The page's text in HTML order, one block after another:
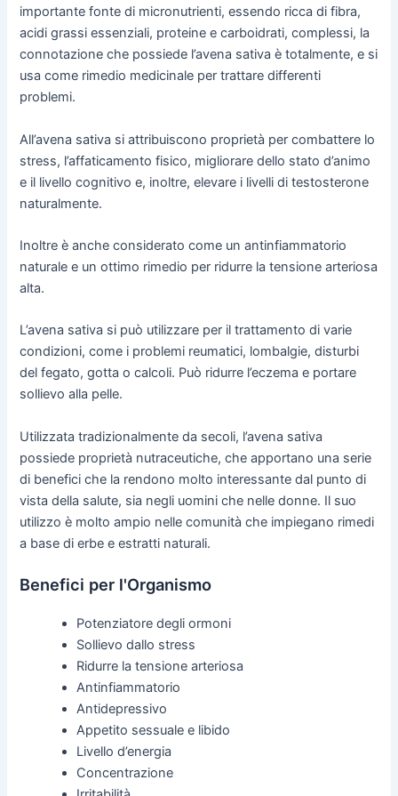
importante fonte di micronutrienti, essendo ricca di fibra,
acidi grassi essenziali, proteine e carboidrati, complessi, la
connotazione che possiede l’avena sativa è totalmente, e si
usa come rimedio medicinale per trattare differenti
problemi.
All’avena sativa si attribuiscono proprietà per combattere lo
stress, l’affaticamento fisico, migliorare dello stato d’animo
e il livello cognitivo e, inoltre, elevare i livelli di testosterone
naturalmente.
Inoltre è anche considerato come un antinfiammatorio
naturale e un ottimo rimedio per ridurre la tensione arteriosa
alta.
L’avena sativa si può utilizzare per il trattamento di varie
condizioni, come i problemi reumatici, lombalgie, disturbi
del fegato, gotta o calcoli. Può ridurre l’eczema e portare
sollievo alla pelle.
Utilizzata tradizionalmente da secoli, l’avena sativa
possiede proprietà nutraceutiche, che apportano una serie
di benefici che la rendono molto interessante dal punto di
vista della salute, sia negli uomini che nelle donne. Il suo
utilizzo è molto ampio nelle comunità che impiegano rimedi
a base di erbe e estratti naturali.
Benefici per l'Organismo
Potenziatore degli ormoni
Sollievo dallo stress
Ridurre la tensione arteriosa
Antinfiammatorio
Antidepressivo
Appetito sessuale e libido
Livello d’energia
Concentrazione